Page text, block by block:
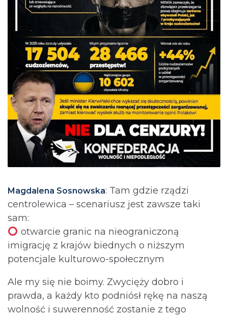
Magdalena Sosnowska: Tam gdzie rządzi
centrolewica – scenariusz jest zawsze taki
sam:
otwarcie granic na nieograniczoną
imigrację z krajów biednych o niższym
potencjale kulturowo-społecznym
Ale my się nie boimy. Zwycięży dobro i
prawda, a każdy kto podniósł rękę na naszą
wolność i suwerenność zostanie z tego